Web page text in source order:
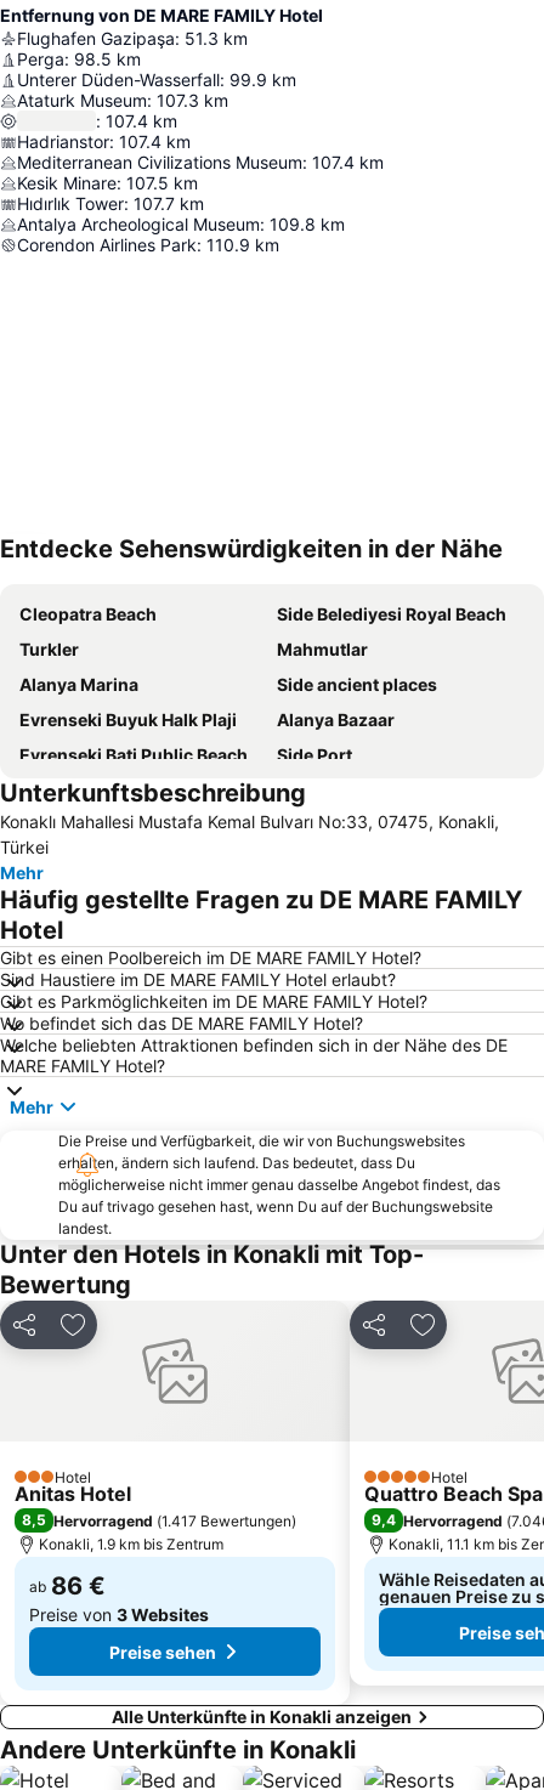
Entfernung von DE MARE FAMILY Hotel
Flughafen Gazipaşa: 51.3 km
Perga: 98.5 km
Unterer Düden-Wasserfall: 99.9 km
Ataturk Museum: 107.3 km
: 107.4 km
Hadrianstor: 107.4 km
Mediterranean Civilizations Museum: 107.4 km
Kesik Minare: 107.5 km
Hıdırlık Tower: 107.7 km
Antalya Archeological Museum: 109.8 km
Corendon Airlines Park: 110.9 km
Entdecke Sehenswürdigkeiten in der Nähe
Cleopatra Beach
Side Belediyesi Royal Beach
Turkler
Mahmutlar
Alanya Marina
Side ancient places
Evrenseki Buyuk Halk Plaji
Alanya Bazaar
Evrenseki Bati Public Beach
Side Port
Summer Garden
Der Hafen von Alanya
Manavgat Markt
Kargicak
Titreyengöl
Die Burg von Alanya
Wochenmarkt Side
Damlatas-Höhle
Alanya Bus Terminal
Portakal Strand
Adventure-Park Manavgat-Oyimpinar
Damlatas Public Beach
Sealanya Dolphinpark
Dim-Stausee
Damlatas Aqua Center
Keykubat Beach
Großer Wasserfall
Amphitheatre
Seldschukische Schiffswerft
Starlight Convention Center
Oymapinar Staudamm
Tisoyab Titreyengol
Dim River
künstlicher Wasserfall
Karawanserei Alara-Han
Alanya Triatlon
Atatürk-Denkmal
Dim Tropfsteinhöhle
Kleiner Wasserfall
Alara Festung
Unterkunftsbeschreibung
Konaklı Mahallesi Mustafa Kemal Bulvarı No:33, 07475, Konakli,
Türkei
Mehr
Häufig gestellte Fragen zu DE MARE FAMILY
Hotel
Gibt es einen Poolbereich im DE MARE FAMILY Hotel?
Sind Haustiere im DE MARE FAMILY Hotel erlaubt?
Gibt es Parkmöglichkeiten im DE MARE FAMILY Hotel?
Wo befindet sich das DE MARE FAMILY Hotel?
Welche beliebten Attraktionen befinden sich in der Nähe des DE
MARE FAMILY Hotel?
Mehr
Die Preise und Verfügbarkeit, die wir von Buchungswebsites
erhalten, ändern sich laufend. Das bedeutet, dass Du
möglicherweise nicht immer genau dasselbe Angebot findest, das
Du auf trivago gesehen hast, wenn Du auf der Buchungswebsite
landest.
Unter den Hotels in Konakli mit Top-
Bewertung
Teilen Zu Favoriten hinzufügen
3 Sterne
Hotel
Anitas Hotel
8,5 Hervorragend (1.417 Bewertungen)
Konakli, 1.9 km bis Zentrum
ab 86 €
Preise von 3 Websites
Preise sehen
Teilen Zu Favoriten
5 SterneHotel
Quattro Beach
9,4 Hervorragend (
Konakli, 11.1 km bis
Wähle Reisedaten
genauen Preise zu
Preise
Alle Unterkünfte in Konakli anzeigen
Andere Unterkünfte in Konakli